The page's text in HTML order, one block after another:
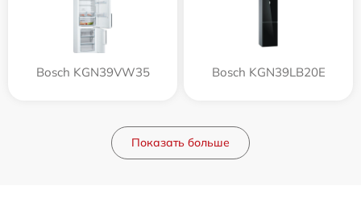
Bosch KGN39VW35 Bosch KGN39LB20E
Показать больше